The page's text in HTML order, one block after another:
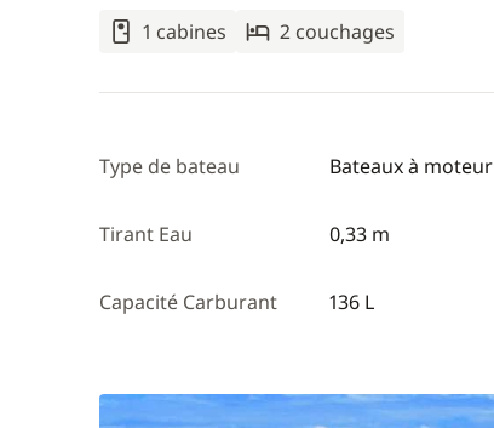
1 cabines 2 couchages
Type de bateau Bateaux à moteur
Tirant Eau 0,33 m
Capacité Carburant 136 L